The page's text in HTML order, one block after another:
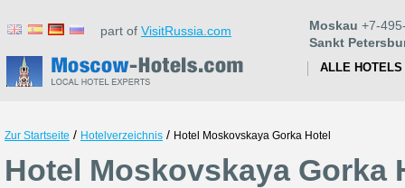
part of VisitRussia.com Moskau +7-
Sankt
ALLE HOTELS
Zur Startseite / Hotelverzeichnis / Hotel Moskovskaya Gorka Hotel
Hotel Moskovskaya Gorka